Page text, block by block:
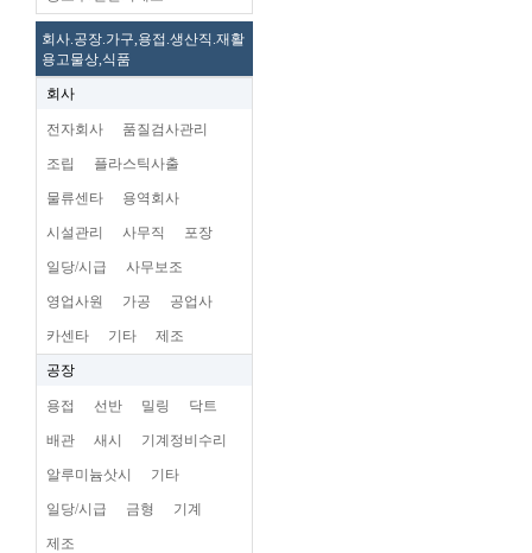
회사.공장.가구,용접.생산직.재활
용고물상,식품
회사
전자회사 품질검사관리
조립 플라스틱사출
물류센타 용역회사
시설관리 사무직 포장
일당/시급 사무보조
영업사원 가공 공업사
카센타 기타 제조
공장
용접 선반 밀링 닥트
배관 새시 기계정비수리
알루미늄삿시 기타
일당/시급 금형 기계
제조